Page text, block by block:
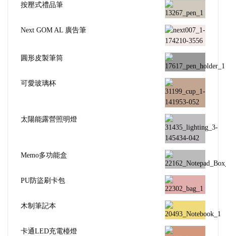
按壓式禮品筆
Next GOM AL 廣告筆
圓形皮製筆筒
可愛玻璃杯
太陽能露營照明燈
Memo多功能盒
PU防盜刷卡包
木制筆記本
卡通LED充電檯燈